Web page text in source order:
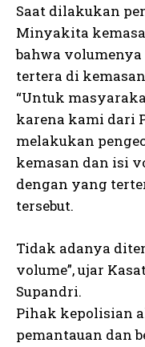
Saat dilakukan
Minyakita
bahwa
tertera di
“Untuk
karena kami dari
melakukan
kemasan dan isi
dengan yang
tersebut.
Tidak adanya
volume”, ujar
Supandri.
Pihak kepolisian
pemantauan dan